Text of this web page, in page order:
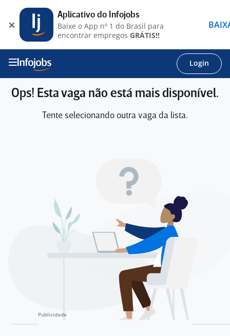
Login
Ops! Esta vaga não está mais disponível.
Tente selecionando outra vaga da lista.
Aplicativo do Infojobs
Baixe o App nº 1 do Brasil para
encontrar empregos GRÁTIS!!